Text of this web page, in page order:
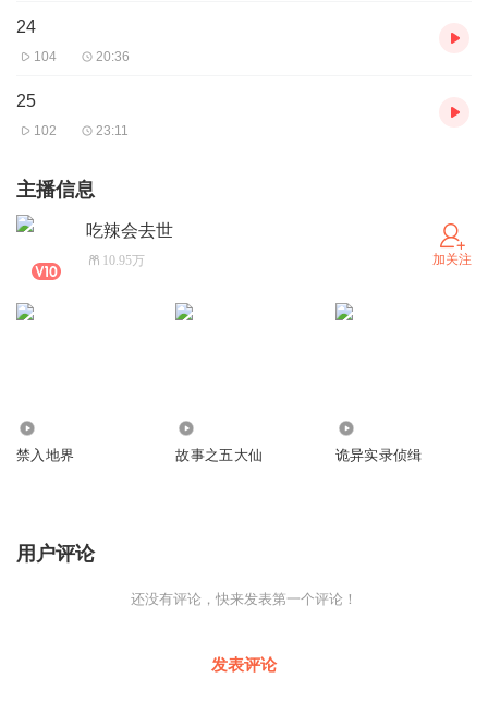
24
104 20:36
25
102 23:11
主播信息
吃辣会去世
10.95万 加关注
禁入地界 故事之五大仙 诡异实录侦缉
用户评论
还没有评论，快来发表第一个评论！
发表评论